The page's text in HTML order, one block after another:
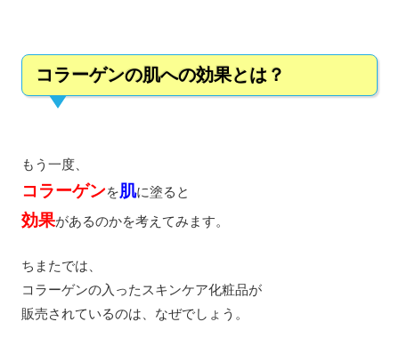
コラーゲンの肌への効果とは？
もう一度、
コラーゲンを肌に塗ると
効果があるのかを考えてみます。
ちまたでは、
コラーゲンの入ったスキンケア化粧品が
販売されているのは、なぜでしょう。